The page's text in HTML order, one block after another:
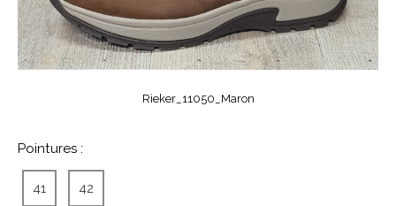
Rieker_11050_Maron
Pointures :
41 42